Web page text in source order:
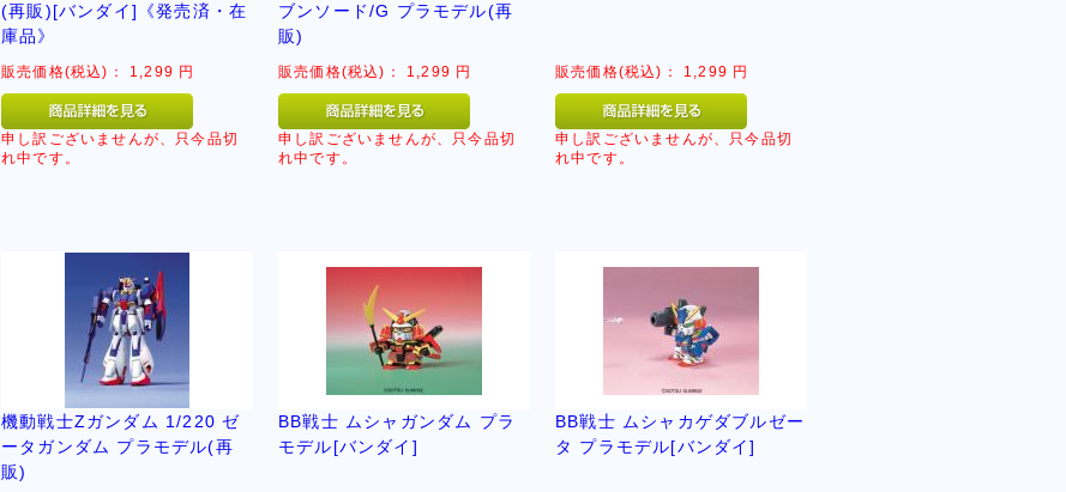
(再販)[バンダイ]《発売済・在
庫品》
販売価格(税込)： 1,299 円
申し訳ございませんが、只今品切
れ中です。
ブンソード/G プラモデル(再
販)
販売価格(税込)： 1,299 円
申し訳ございませんが、只今品切
れ中です。
販売価格(税込)： 1,299 円
申し訳ございませんが、只今品切
れ中です。
機動戦士Zガンダム 1/220 ゼ
ータガンダム プラモデル(再
販)
BB戦士 ムシャガンダム プラ
モデル[バンダイ]
BB戦士 ムシャカゲダブルゼー
タ プラモデル[バンダイ]